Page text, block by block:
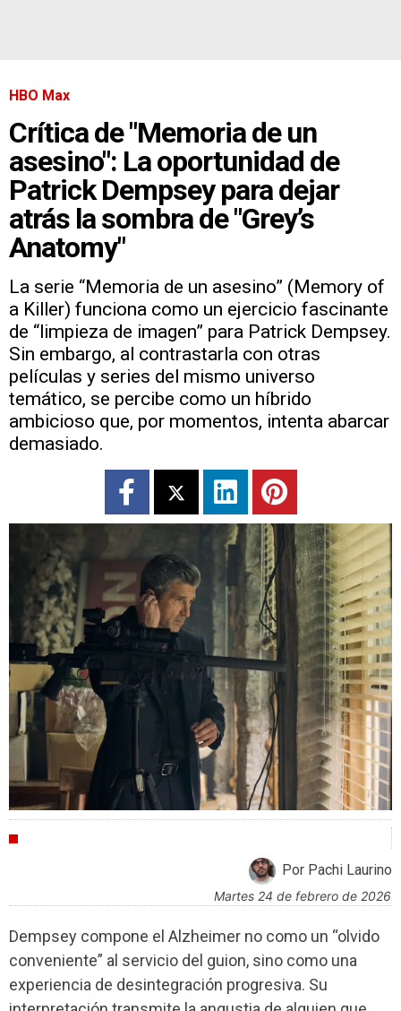
HBO Max
Crítica de "Memoria de un
asesino": La oportunidad de
Patrick Dempsey para dejar
atrás la sombra de "Grey’s
Anatomy"
La serie “Memoria de un asesino” (Memory of
a Killer) funciona como un ejercicio fascinante
de “limpieza de imagen” para Patrick Dempsey.
Sin embargo, al contrastarla con otras
películas y series del mismo universo
temático, se percibe como un híbrido
ambicioso que, por momentos, intenta abarcar
demasiado.
Por Pachi Laurino
martes 24 de febrero de 2026
Dempsey compone el Alzheimer no como un “olvido
conveniente” al servicio del guion, sino como una
experiencia de desintegración progresiva. Su